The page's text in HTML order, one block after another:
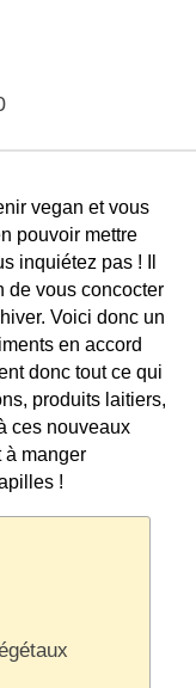
vegan et vous
pouvoir mettre
inquiétez pas ! Il
de vous concocter
Voici donc un
en accord
donc tout ce qui
produits laitiers,
ces nouveaux
à manger
!